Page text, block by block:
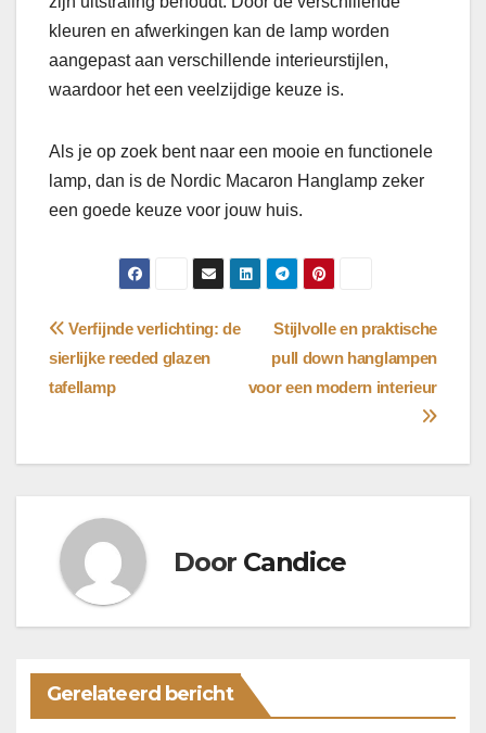
kleuren en afwerkingen kan de lamp worden
aangepast aan verschillende interieurstijlen,
waardoor het een veelzijdige keuze is.
Als je op zoek bent naar een mooie en functionele
lamp, dan is de Nordic Macaron Hanglamp zeker
een goede keuze voor jouw huis.
Bericht
navigatie
Stijlvolle en praktische
pull down hanglampen
voor een modern interieur
Verfijnde verlichting: de
sierlijke reeded glazen
tafellamp
Door Candice
Gerelateerd bericht